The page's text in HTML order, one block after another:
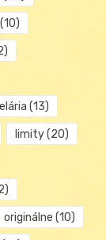
(10)
(13)
limity(20)
originálne (10)